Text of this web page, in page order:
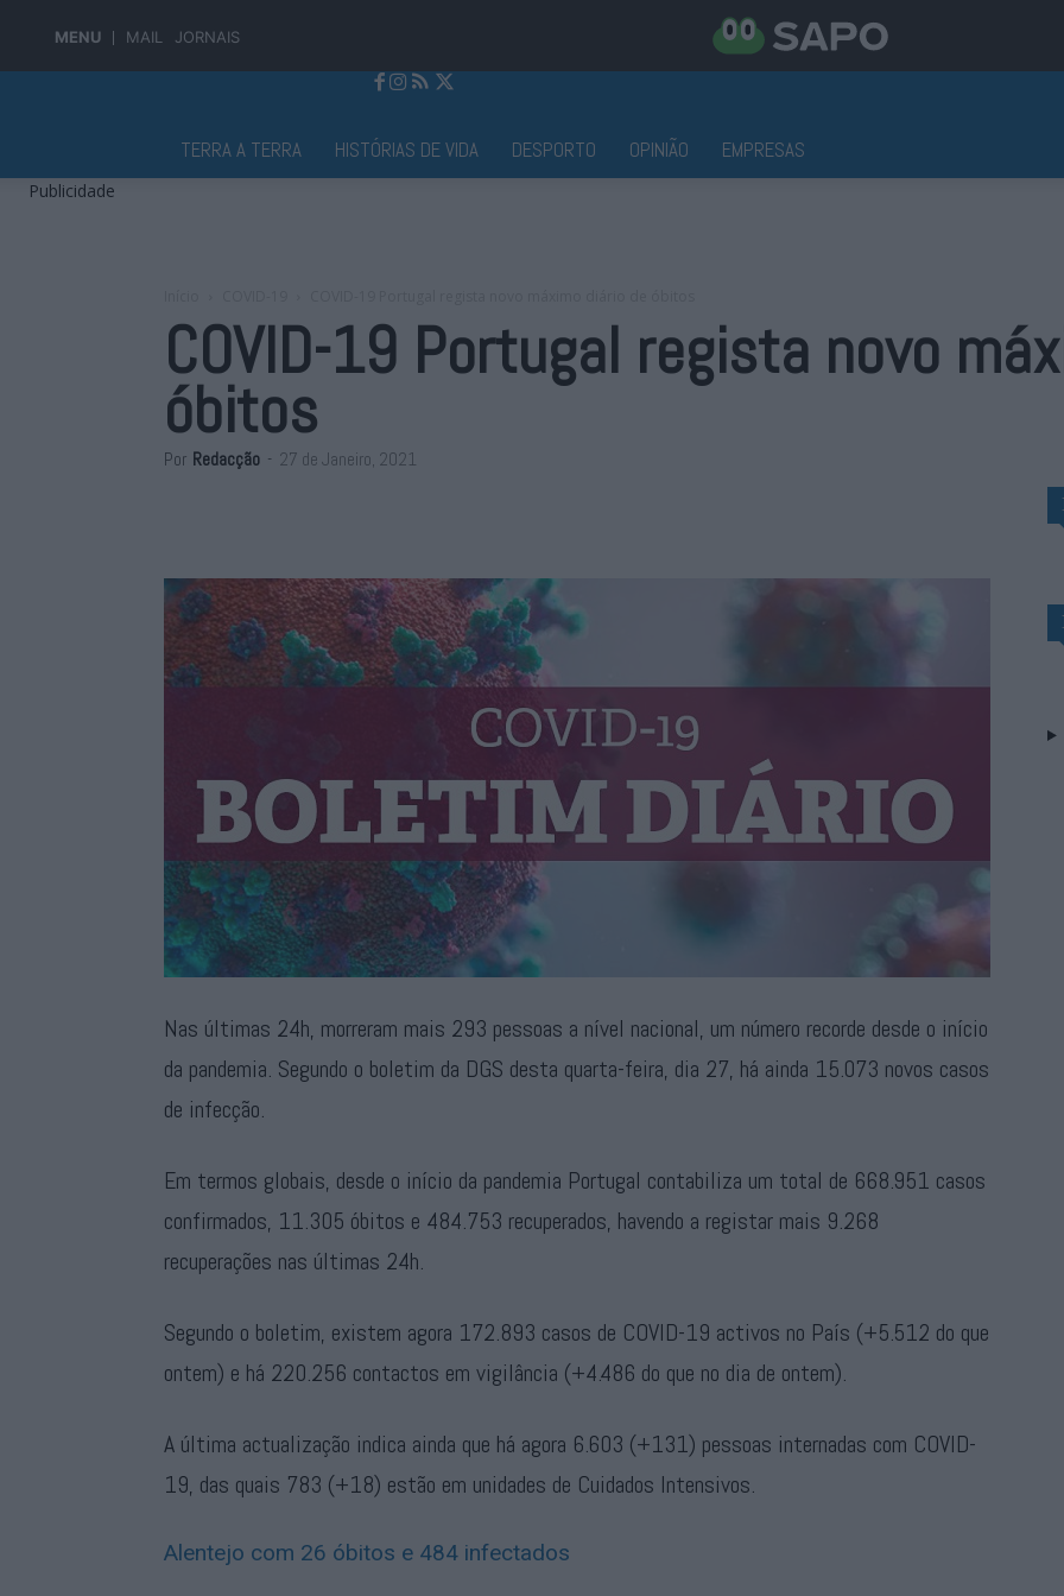
MENU MAIL JORNAIS
TERRA A TERRA HISTÓRIAS DE VIDA DESPORTO OPINIÃO EMPRESAS
Publicidade
COVID-19 Portugal regista novo
óbitos
Por Redacção - 27 de Janeiro, 2021
Nas últimas 24h, morreram mais 293 pessoas a nível nacional, um número recorde desde o início
da pandemia. Segundo o boletim da DGS desta quarta-feira, dia 27, há ainda 15.073 novos casos
de infecção.
Em termos globais, desde o início da pandemia Portugal contabiliza um total de 668.951 casos
confirmados, 11.305 óbitos e 484.753 recuperados, havendo a registar mais 9.268
recuperações nas últimas 24h.
Segundo o boletim, existem agora 172.893 casos de COVID-19 activos no País (+5.512 do que
ontem) e há 220.256 contactos em vigilância (+4.486 do que no dia de ontem).
A última actualização indica ainda que há agora 6.603 (+131) pessoas internadas com COVID-
19, das quais 783 (+18) estão em unidades de Cuidados Intensivos.
Alentejo com 26 óbitos e 484 infectados